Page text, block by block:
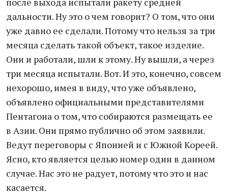
дальности. Ну это о чем говорит? О том, что они
уже давно ее сделали. Потому что нельзя за три
месяца сделать такой объект, такое изделие.
Они и работали, шли к этому. Ну вышли, а через
три месяца испытали. Вот. И это, конечно, совсем
нехорошо, имея в виду, что уже объявлено,
объявлено официальными представителями
Пентагона о том, что собираются размещать ее
в Азии. Они прямо публично об этом заявили.
Ведут переговоры с Японией и с Южной Кореей.
Ясно, кто является целью номер один в данном
случае. Нас это не радует, потому что это и нас
касается.